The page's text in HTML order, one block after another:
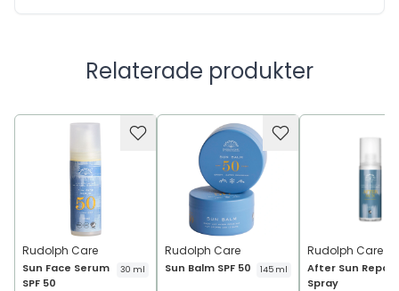
Relaterade produkter
Rudolph Care
Sun Face Serum
SPF 50
30 ml
Rudolph Care
Sun Balm SPF 50 145 ml
Rudolph Care
After Sun Repair
Spray